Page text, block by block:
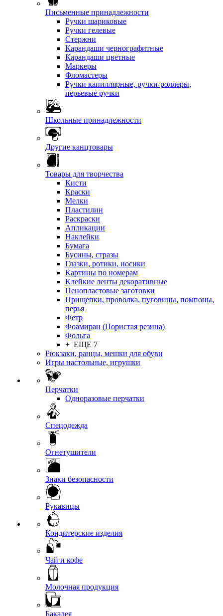
Письменные принадлежности
Ручки шариковые
Ручки гелевые
Стержни
Карандаши чернографитные
Карандаши цветные
Маркеры
Фломастеры
Ручки капиллярные, ручки-роллеры,
перьевые ручки
Школьные принадлежности
Другие канцтовары
Товары для творчества
Кисти
Краски
Мелки
Пластилин
Раскраски
Апликации
Наклейки
Бумага
Бусины, стразы
Глазки, ротики, носики
Картины по номерам
Клейкие ленты декоративные
Пенопластовые заготовки
Прищепки, проволка, пуговицы, помпоны,
перья
Фетр
Фоамиран (Пористая резина)
Фольга
+ ЕЩЕ 7
Рюкзаки, ранцы, мешки для обуви
Игры настольные, игрушки
Перчатки
Одноразовые перчатки
Спецодежда
Огнетушители
Знаки безопасности
Рукавицы
Кондитерские изделия
Чай и кофе
Молочная продукция
Бакалея